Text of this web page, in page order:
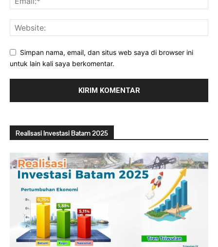
Simpan nama, email, dan situs web saya di browser ini
untuk lain kali saya berkomentar.
Realisasi Investasi Batam 2025